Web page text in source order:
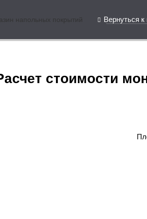
Вернуться к
стоимости